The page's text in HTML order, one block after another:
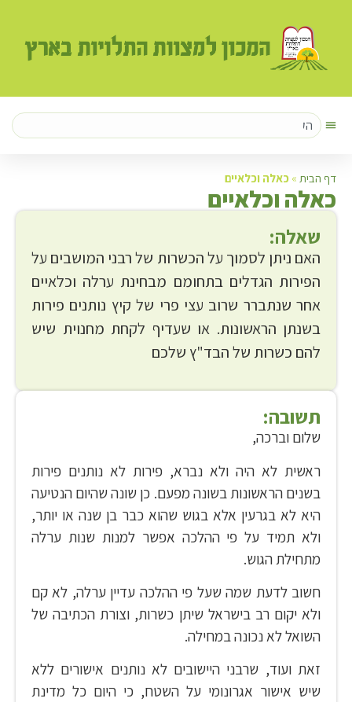
דף הבית » כאלה וכלאיים
כאלה וכלאיים
שאלה:
האם ניתן לסמוך על הכשרות של רבני המושבים על
הפירות הגדלים בתחומם מבחינת ערלה וכלאיים
אחר שנתברר שרוב עצי פרי של קיץ נותנים פירות
בשנתן הראשונות. או שעדיף לקחת מחנוית שיש
להם כשרות של הבד"ץ שלכם
תשובה:
שלום וברכה,
ראשית לא היה ולא נברא, פירות לא נותנים פירות
בשנים הראשונות בשונה מפעם. כן שונה שהיום הנטיעה
היא לא בגרעין אלא בגוש שהוא כבר בן שנה או יותר,
ולא תמיד על פי ההלכה אפשר למנות שנות ערלה
מתחילת הגוש.
חשוב לדעת שמה שעל פי ההלכה עדיין ערלה, לא קם
ולא יקום רב בישראל שיתן כשרות, וצורת הכתיבה של
השואל לא נכונה במחילה.
זאת ועוד, שרבני היישובים לא נותנים אישורים ללא
שיש אישור אגרונומי על השטח, כי היום כל מדינת